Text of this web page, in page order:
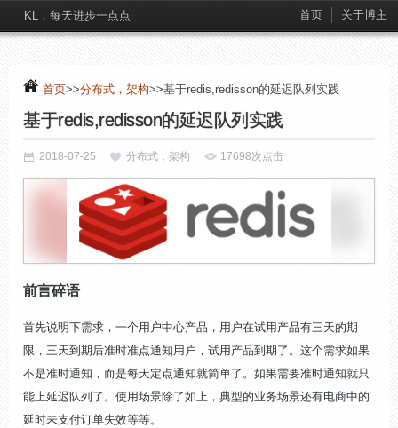
KL，每天进步一点点 首页 关于博主
首页>>分布式，架构>>基于redis,redisson的延迟队列实践
基于redis,redisson的延迟队列实践
2018-07-25 分布式，架构 17698次点击
前言碎语
首先说明下需求，一个用户中心产品，用户在试用产品有三天的期
限，三天到期后准时准点通知用户，试用产品到期了。这个需求如果
不是准时通知，而是每天定点通知就简单了。如果需要准时通知就只
能上延迟队列了。使用场景除了如上，典型的业务场景还有电商中的
延时未支付订单失效等等。